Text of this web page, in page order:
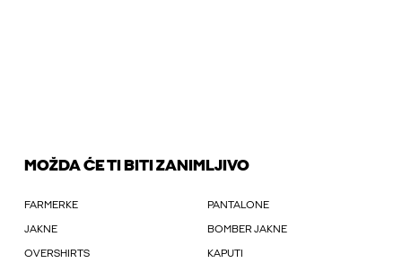
MOŽDA ĆE TI BITI ZANIMLJIVO
FARMERKE PANTALONE
JAKNE BOMBER JAKNE
OVERSHIRTS KAPUTI